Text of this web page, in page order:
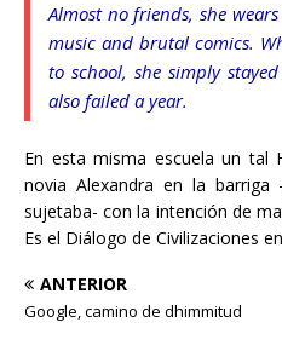
Almost no friends, she
music and brutal comics.
to school, she simply
also failed a year.
En esta misma escuela un tal
novia Alexandra en la
sujetaba- con la intención de
Es el Diálogo de Civilizaciones
ANTERIOR
Google, camino de dhimmitud